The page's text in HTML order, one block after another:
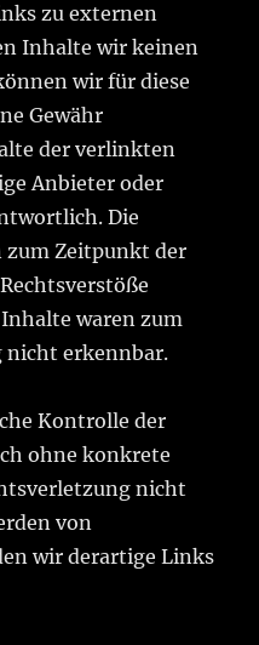
zu externen
Inhalte wir keinen
wir für diese
Gewähr
der verlinkten
Anbieter oder
Die
zum Zeitpunkt der
waren zum
erkennbar.
Kontrolle der
ohne konkrete
nicht
von
wir derartige Links